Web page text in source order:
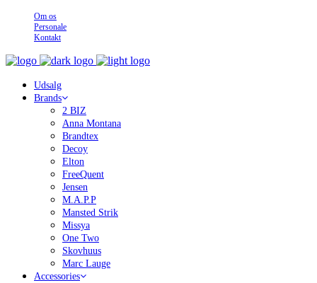
Om os
Personale
Kontakt
Udsalg
Brands
2 BIZ
Anna Montana
Brandtex
Decoy
Elton
FreeQuent
Jensen
M.A.P.P
Mansted Strik
Missya
One Two
Skovhuus
Marc Lauge
Accessories